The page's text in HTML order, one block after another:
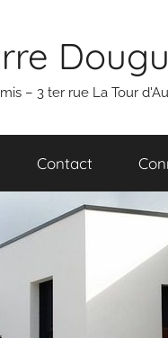
– 3 ter rue La Tour
Contact